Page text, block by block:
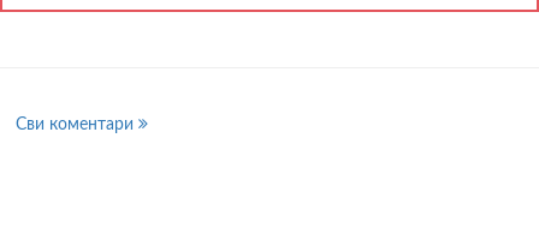
Сви коментари